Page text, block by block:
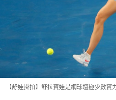
【舒娃掛拍】舒拉寶娃是網球壇極少數實